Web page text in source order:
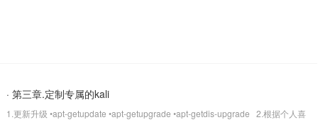
· 第三章.定制专属的kali
1.更新升级 •apt-getupdate •apt-getupgrade •apt-getdis-upgrade 2.根据个人喜